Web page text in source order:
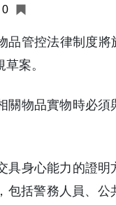
0
品管控法律制度
案。
關物品實物時必
具身心能力的證
包括警務人員、